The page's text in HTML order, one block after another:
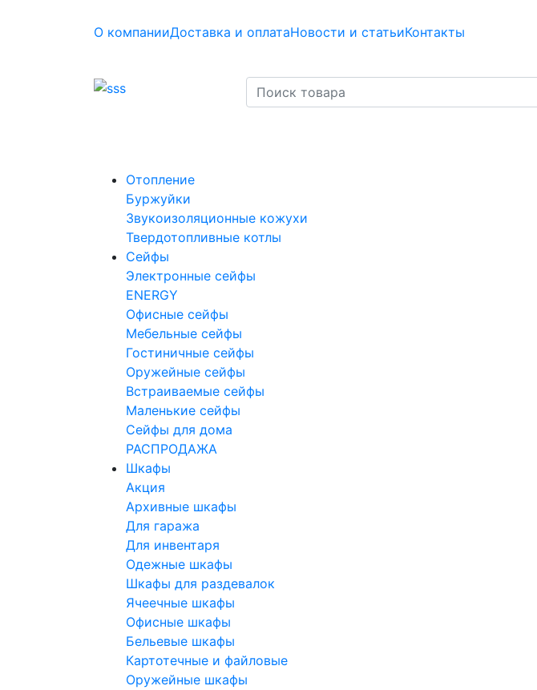
О компанииДоставка и оплатаНовости и статьиКонтакты
Отопление
Буржуйки
Звукоизоляционные кожухи
Твердотопливные котлы
Сейфы
Электронные сейфы
ENERGY
Офисные сейфы
Мебельные сейфы
Гостиничные сейфы
Оружейные сейфы
Встраиваемые сейфы
Маленькие сейфы
Сейфы для дома
РАСПРОДАЖА
Шкафы
Акция
Архивные шкафы
Для гаража
Для инвентаря
Одежные шкафы
Шкафы для раздевалок
Ячеечные шкафы
Офисные шкафы
Бельевые шкафы
Картотечные и файловые
Оружейные шкафы